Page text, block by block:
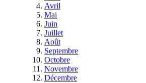
Avril
Mai
Juin
Juillet
Août
Septembre
Octobre
Novembre
Décembre